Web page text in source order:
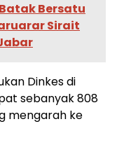
Bersatu
Sirait
Dinkes di
sebanyak 808
mengarah ke